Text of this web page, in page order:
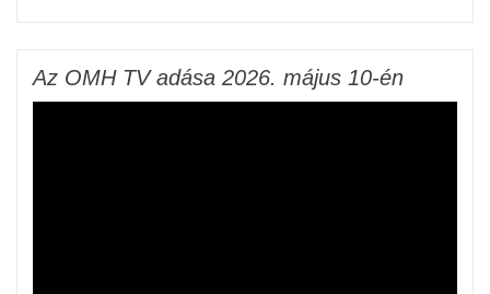
Az OMH TV adása 2026. május 10-én